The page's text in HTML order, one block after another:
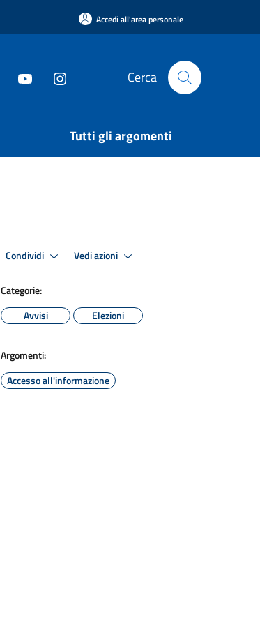
Accedi all'area personale
Cerca
Tutti gli argomenti
Condividi Vedi azioni
Categorie:
Avvisi
Elezioni
Argomenti:
Accesso all'informazione